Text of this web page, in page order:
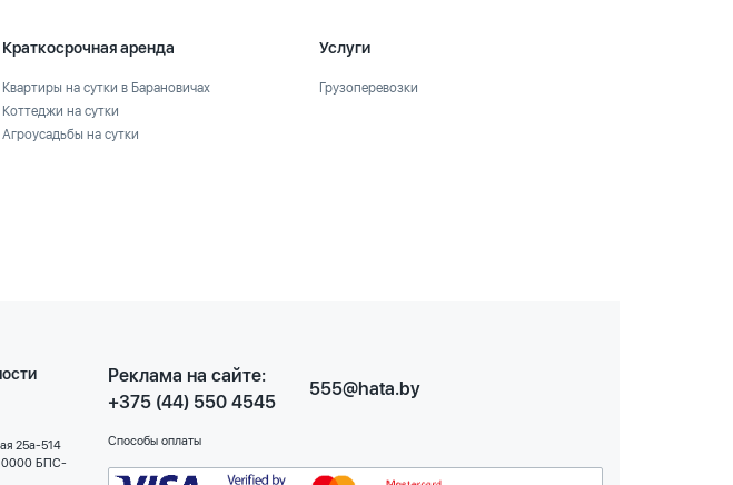
Краткосрочная аренда
Квартиры на сутки в Барановичах
Коттеджи на сутки
Агроусадьбы на сутки
Услуги
Грузоперевозки
25а-514
0000 БПС-
Реклама на сайте:
+375 (44) 550 4545
555@hata.by
Способы оплаты